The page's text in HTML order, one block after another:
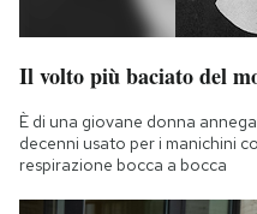
Il volto più baciato del
È di una giovane donna
decenni usato per i manichini
respirazione bocca a bocca